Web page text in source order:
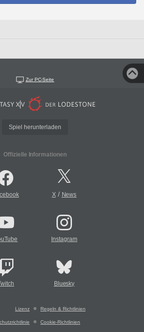
Zur PC-Seite
Spiel herunterladen
Offizielle Informationen
X/ News
Instagram
Bluesky
Lizenz Regeln & Richtlinien
Cookie-Richtlinien